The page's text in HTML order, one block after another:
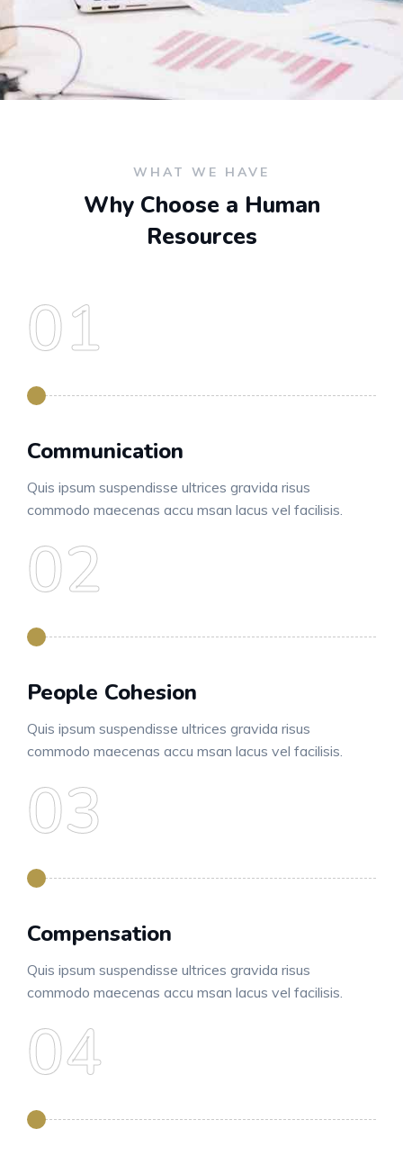
WHAT WE HAVE
Why Choose a Human
Resources
Communication
Quis ipsum suspendisse ultrices gravida risus
commodo maecenas accu msan lacus vel facilisis.
People Cohesion
Quis ipsum suspendisse ultrices gravida risus
commodo maecenas accu msan lacus vel facilisis.
Compensation
Quis ipsum suspendisse ultrices gravida risus
commodo maecenas accu msan lacus vel facilisis.